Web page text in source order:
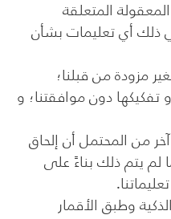
المتعلقة
ذلك أي تعليمات بشأن
مزودة من قبلنا؛
تفكيكها دون موافقتنا؛ و
من المحتمل أن إلحاق
لم يتم ذلك بناءً على
وطبق الأقمار